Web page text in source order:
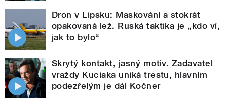
Dron v Lipsku: Maskování a stokrát
opakovaná lež. Ruská taktika je „kdo ví,
jak to bylo“
Skrytý kontakt, jasný motiv. Zadavatel
vraždy Kuciaka uniká trestu, hlavním
podezřelým je dál Kočner